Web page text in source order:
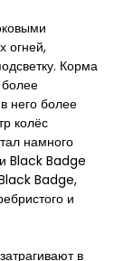
огней,
Корма
него более
колёс
намного
Black Badge
Badge,
и
в